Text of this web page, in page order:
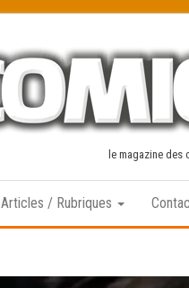
le magazine
Articles / Rubriques